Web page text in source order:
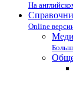
На
Online